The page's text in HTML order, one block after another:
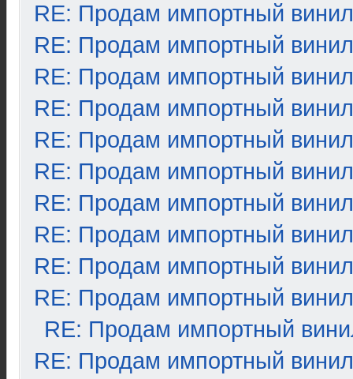
RE: Продам импортный винил
RE: Продам импортный винил
RE: Продам импортный винил
RE: Продам импортный винил
RE: Продам импортный винил
RE: Продам импортный винил
RE: Продам импортный винил
RE: Продам импортный винил
RE: Продам импортный винил
RE: Продам импортный винил
RE: Продам импортный
RE: Продам импортный винил